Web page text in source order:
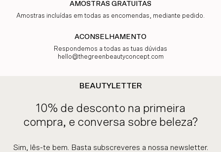
AMOSTRAS GRATUITAS
Amostras incluídas em todas as encomendas, mediante pedido.
ACONSELHAMENTO
Respondemos a todas as tuas dúvidas
hello@thegreenbeautyconcept.com
BEAUTYLETTER
10% de desconto na primeira
compra, e conversa sobre beleza?
Sim, lês-te bem. Basta subscreveres a nossa newsletter.